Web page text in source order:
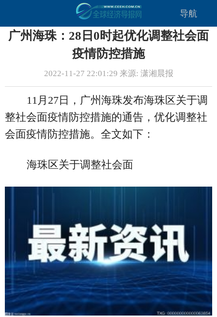
导航
广州海珠：28日0时起优化调整社会面
疫情防控措施
2022-11-27 22:01:29 来源: 潇湘晨报
11月27日，广州海珠发布海珠区关于调
整社会面疫情防控措施的通告，优化调整社
会面疫情防控措施。全文如下：
海珠区关于调整社会面